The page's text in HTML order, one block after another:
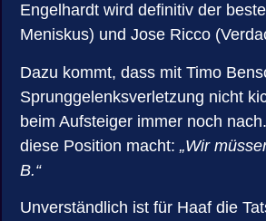
Engelhardt wird definitiv der
Meniskus) und Jose Ricco
Dazu kommt, dass mit Timo
Sprunggelenksverletzung nicht
beim Aufsteiger immer noch
diese Position macht: „Wir
B.“
Unverständlich ist für Haaf die